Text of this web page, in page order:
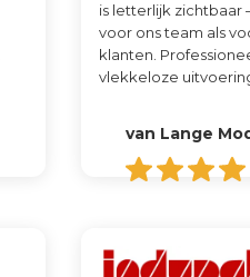
is letterlijk zichtbaar
voor ons team als
klanten.
vlekkeloze
van Lange